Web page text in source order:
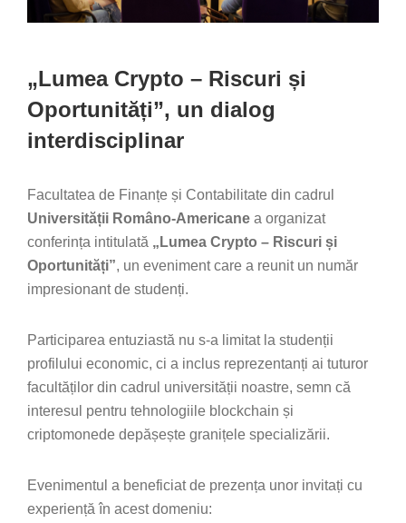
„Lumea Crypto – Riscuri și
Oportunități”, un dialog
interdisciplinar
Facultatea de Finanțe și Contabilitate din cadrul
Universității Româno-Americane a organizat
conferința intitulată „Lumea Crypto – Riscuri și
Oportunități”, un eveniment care a reunit un număr
impresionant de studenți.
Participarea entuziastă nu s-a limitat la studenții
profilului economic, ci a inclus reprezentanți ai tuturor
facultăților din cadrul universității noastre, semn că
interesul pentru tehnologiile blockchain și
criptomonede depășește granițele specializării.
Evenimentul a beneficiat de prezența unor invitați cu
experiență în acest domeniu: